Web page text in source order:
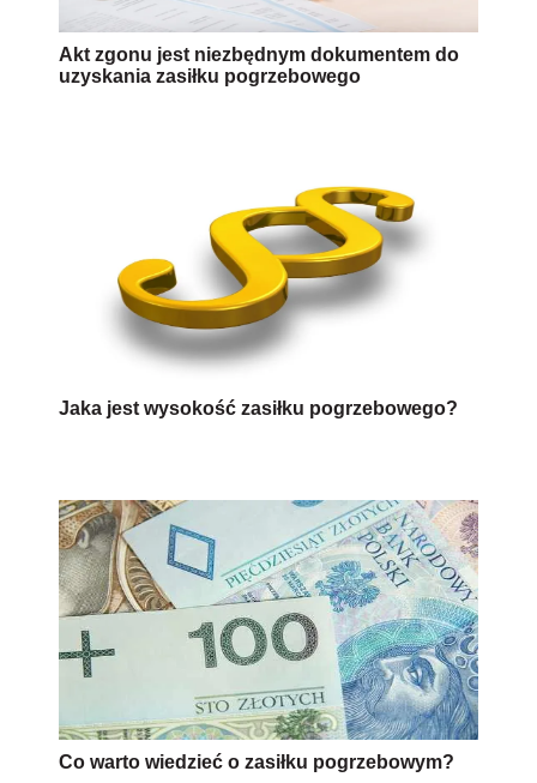
Akt zgonu jest niezbędnym dokumentem do
uzyskania zasiłku pogrzebowego
Jaka jest wysokość zasiłku pogrzebowego?
Co warto wiedzieć o zasiłku pogrzebowym?